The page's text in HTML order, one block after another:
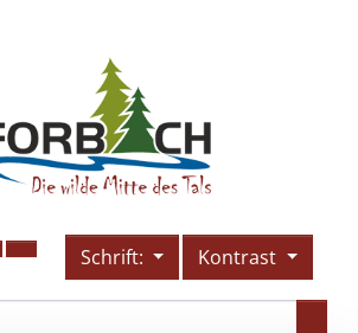
Schrift: Kontrast